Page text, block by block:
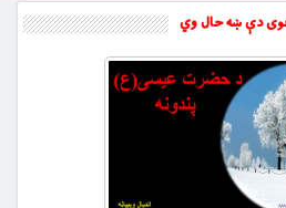
دې ښه حال وي